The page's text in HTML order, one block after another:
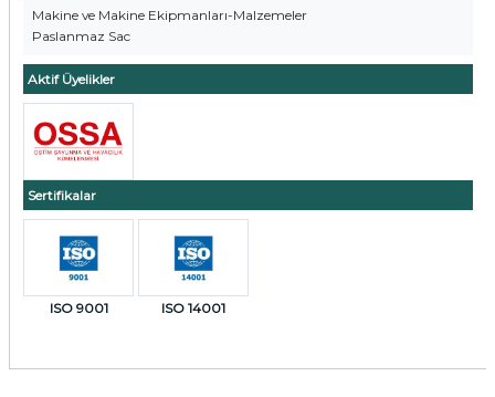
Makine ve Makine Ekipmanları-Malzemeler
Paslanmaz Sac
Aktif Üyelikler
Sertifikalar
ISO 9001 ISO 14001